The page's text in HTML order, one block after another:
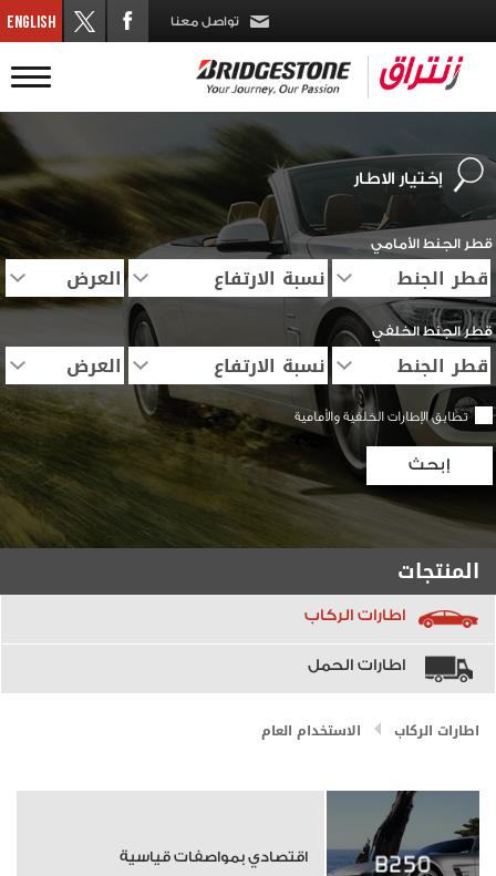
تواصل معنا
إختيار الاطار
قطر الجنط الأمامي
قطر الجنط الخلفي
تطابق الإطارات الخلفية والأمامية
المنتجات
اطارات الركاب
اطارات الحمل
اطارات الركاب الاستخدام العام
اقتصادي بمواصفات قياسية